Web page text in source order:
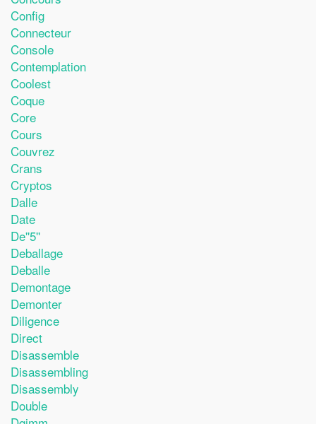
Config
Connecteur
Console
Contemplation
Coolest
Coque
Core
Cours
Couvrez
Crans
Cryptos
Dalle
Date
De''5''
Deballage
Deballe
Demontage
Demonter
Diligence
Direct
Disassemble
Disassembling
Disassembly
Double